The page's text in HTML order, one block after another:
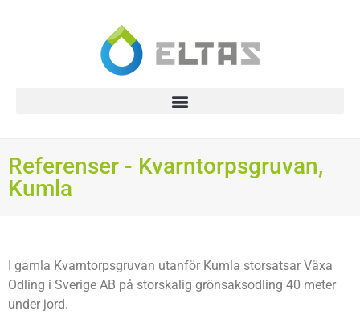
Referenser - Kvarntorpsgruvan,
Kumla
I gamla Kvarntorpsgruvan utanför Kumla storsatsar Växa
Odling i Sverige AB på storskalig grönsaksodling 40 meter
under jord.